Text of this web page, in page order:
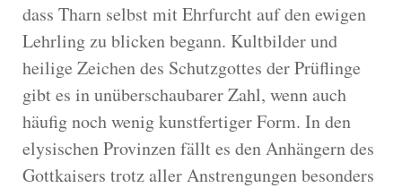
dass Tharn selbst mit Ehrfurcht auf den ewigen
Lehrling zu blicken begann. Kultbilder und
heilige Zeichen des Schutzgottes der Prüflinge
gibt es in unüberschaubarer Zahl, wenn auch
häufig noch wenig kunstfertiger Form. In den
elysischen Provinzen fällt es den Anhängern des
Gottkaisers trotz aller Anstrengungen besonders